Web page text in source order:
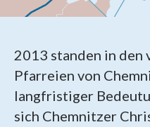
2013 standen in den
Pfarreien von
langfristiger
sich Chemnitzer